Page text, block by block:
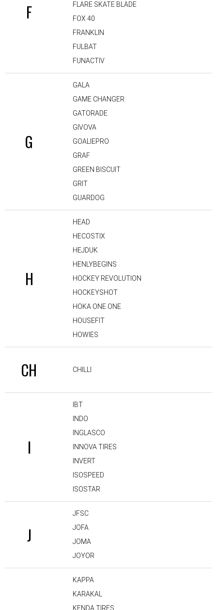
F
FLARE SKATE BLADE
FOX 40
FRANKLIN
FULBAT
FUNACTIV
G
GALA
GAME CHANGER
GATORADE
GIVOVA
GOALIEPRO
GRAF
GREEN BISCUIT
GRIT
GUARDOG
H
HEAD
HECOSTIX
HEJDUK
HENLYBEGINS
HOCKEY REVOLUTION
HOCKEYSHOT
HOKA ONE ONE
HOUSEFIT
HOWIES
CH CHILLI
I
IBT
INDO
INGLASCO
INNOVA TIRES
INVERT
ISOSPEED
ISOSTAR
J
JFSC
JOFA
JOMA
JOYOR
KAPPA
KARAKAL
KENDA TIRES